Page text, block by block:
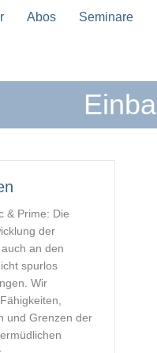
Abos Seminare
Vervollständigung
& Prime: Die
der
an den
spurlos
Wir
und Grenzen der